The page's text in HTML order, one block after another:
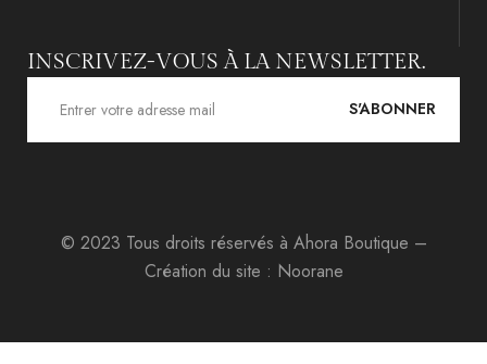
INSCRIVEZ-VOUS À LA NEWSLETTER.
S'ABONNER
© 2023 Tous droits réservés à Ahora Boutique –
Création du site : Noorane